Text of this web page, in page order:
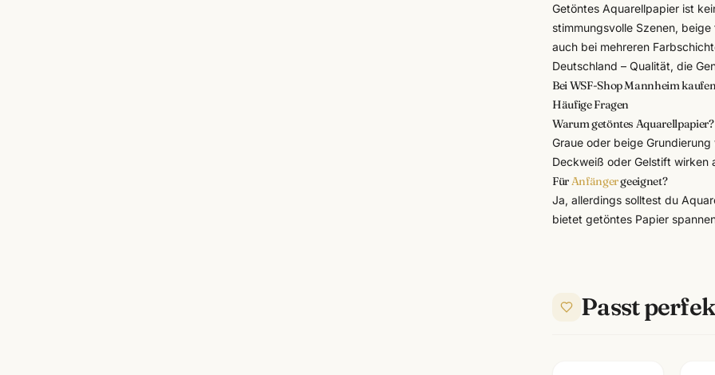
Getöntes Aquarellpapier ist
stimmungsvolle Szenen,
auch bei mehreren
Deutschland – Qualität, die
Bei WSF-Shop Mannheim kaufen
Häufige Fragen
Warum getöntes Aquarellpapier?
Graue oder beige
Deckweiß oder Gelstift wirken
FürAnfängergeeignet?
Ja, allerdings solltest du
bietet getöntes Papier
Passt